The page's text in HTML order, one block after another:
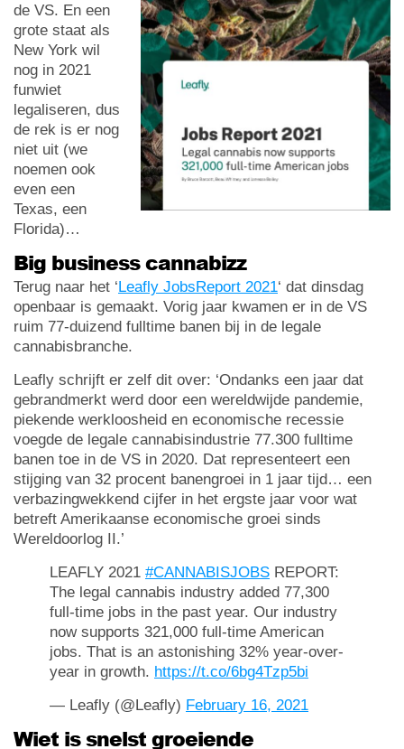
de VS. En een
grote staat als
New York wil
nog in 2021
funwiet
legaliseren, dus
de rek is er nog
niet uit (we
noemen ook
even een
Texas, een
Florida)…
Big business cannabizz
Terug naar het ‘Leafly JobsReport 2021‘ dat dinsdag
openbaar is gemaakt. Vorig jaar kwamen er in de VS
ruim 77-duizend fulltime banen bij in de legale
cannabisbranche.
Leafly schrijft er zelf dit over: ‘Ondanks een jaar dat
gebrandmerkt werd door een wereldwijde pandemie,
piekende werkloosheid en economische recessie
voegde de legale cannabisindustrie 77.300 fulltime
banen toe in de VS in 2020. Dat representeert een
stijging van 32 procent banengroei in 1 jaar tijd… een
verbazingwekkend cijfer in het ergste jaar voor wat
betreft Amerikaanse economische groei sinds
Wereldoorlog II.’
LEAFLY 2021 #CANNABISJOBS REPORT:
The legal cannabis industry added 77,300
full-time jobs in the past year. Our industry
now supports 321,000 full-time American
jobs. That is an astonishing 32% year-over-
year in growth. https://t.co/6bg4Tzp5bi
— Leafly (@Leafly) February 16, 2021
Wiet is snelst groeiende